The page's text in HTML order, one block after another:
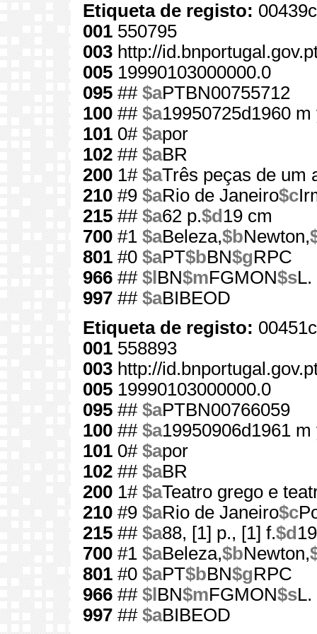
Etiqueta de registo:
001 550795
003 http://
005 19990103000000.0
095 ## $aPTBN00755712
100 ## $a19950725d1960
101 0# $apor
102 ## $aBR
200 1# $aTrês peças de um
210 #9 $aRio de Janeiro$c
215 ## $a62 p.$d 19 cm
700 #1 $aBeleza,$bNewton,
801 #0 $aPT$bBN$gRPC
966 ## $l BN$mFGMON$sL.
997 ## $aBIBEOD
Etiqueta de registo:
001 558893
003 http://
005 19990103000000.0
095 ## $aPTBN00766059
100 ## $a19950906d1961
101 0# $apor
102 ## $aBR
200 1# $aTeatro grego e
210 #9 $aRio de Janeiro$c
215 ## $a88, [1] p., [1] f.$d
700 #1 $aBeleza,$bNewton,
801 #0 $aPT$bBN$gRPC
966 ## $l BN$mFGMON$sL.
997 ## $aBIBEOD